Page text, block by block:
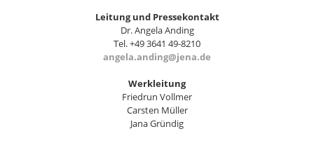
Leitung und Pressekontakt
Dr. Angela Anding
Tel. +49 3641 49-8210
angela.anding@jena.de
Werkleitung
Friedrun Vollmer
Carsten Müller
Jana Gründig